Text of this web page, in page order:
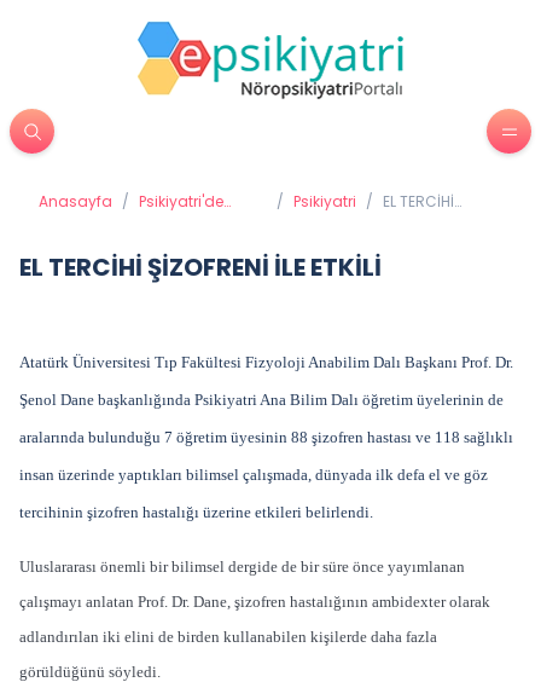
Anasayfa / Psikiyatri'de
/ Psikiyatri / EL TERCİHİ
EL TERCİHİ ŞİZOFRENİ İLE ETKİLİ
Atatürk Üniversitesi Tıp Fakültesi Fizyoloji Anabilim Dalı Başkanı Prof. Dr.
Şenol Dane başkanlığında Psikiyatri Ana Bilim Dalı öğretim üyelerinin de
aralarında bulunduğu 7 öğretim üyesinin 88 şizofren hastası ve 118 sağlıklı
insan üzerinde yaptıkları bilimsel çalışmada, dünyada ilk defa el ve göz
tercihinin şizofren hastalığı üzerine etkileri belirlendi.
Uluslararası önemli bir bilimsel dergide de bir süre önce yayımlanan
çalışmayı anlatan Prof. Dr. Dane, şizofren hastalığının ambidexter olarak
adlandırılan iki elini de birden kullanabilen kişilerde daha fazla
görüldüğünü söyledi.